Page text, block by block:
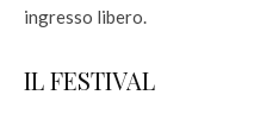
ingresso libero.
IL FESTIVAL